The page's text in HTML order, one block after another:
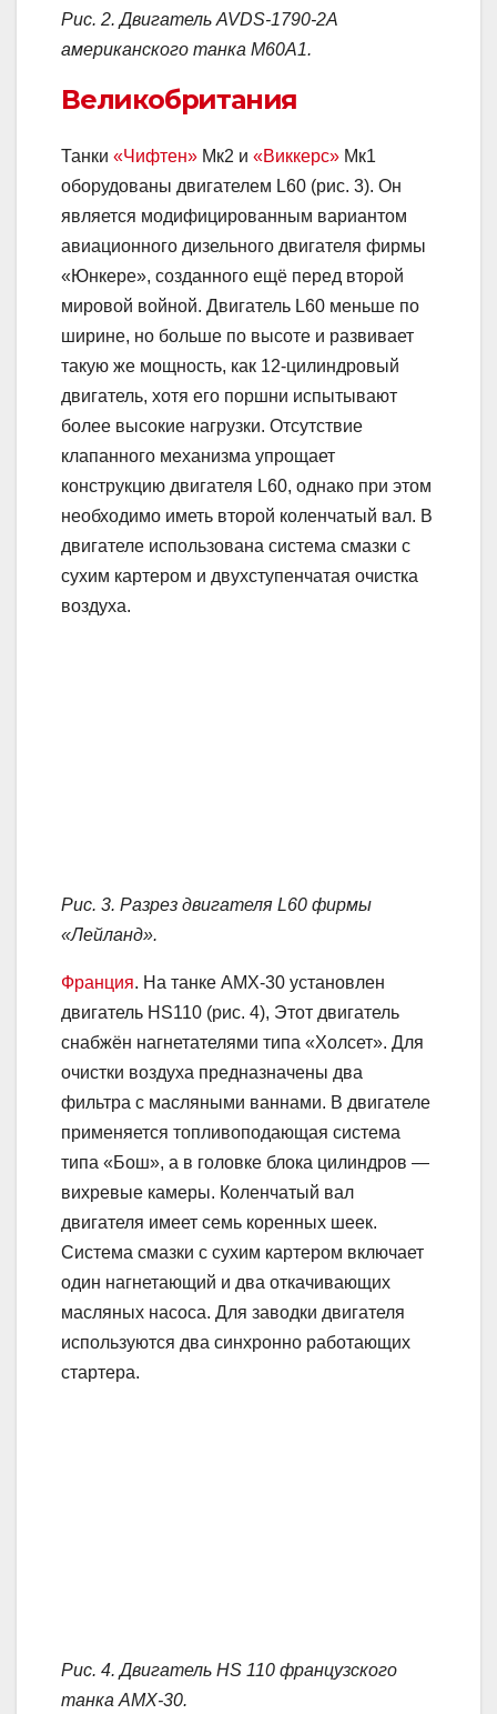
Рис. 2. Двигатель AVDS-1790-2A
американского танка М60А1.
Великобритания
Танки «Чифтен» Мк2 и «Виккерс» Мк1
оборудованы двигателем L60 (рис. 3). Он
является модифицированным вариантом
авиационного дизельного двигателя фирмы
«Юнкере», созданного ещё перед второй
мировой войной. Двигатель L60 меньше по
ширине, но больше по высоте и развивает
такую же мощность, как 12-цилиндровый
двигатель, хотя его поршни испытывают
более высокие нагрузки. Отсутствие
клапанного механизма упрощает
конструкцию двигателя L60, однако при этом
необходимо иметь второй коленчатый вал. В
двигателе использована система смазки с
сухим картером и двухступенчатая очистка
воздуха.
Рис. 3. Разрез двигателя L60 фирмы
«Лейланд».
Франция. На танке АМХ-30 установлен
двигатель HS110 (рис. 4), Этот двигатель
снабжён нагнетателями типа «Холсет». Для
очистки воздуха предназначены два
фильтра с масляными ваннами. В двигателе
применяется топливоподающая система
типа «Бош», а в головке блока цилиндров —
вихревые камеры. Коленчатый вал
двигателя имеет семь коренных шеек.
Система смазки с сухим картером включает
один нагнетающий и два откачивающих
масляных насоса. Для заводки двигателя
используются два синхронно работающих
стартера.
Рис. 4. Двигатель HS 110 французского
танка АМХ-30.